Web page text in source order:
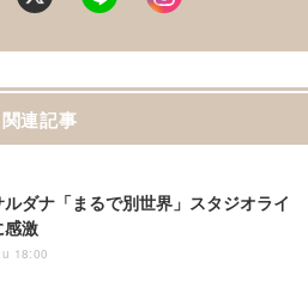
関連記事
ルダナ「まるで別世界」スタジオライ
感激
18:00